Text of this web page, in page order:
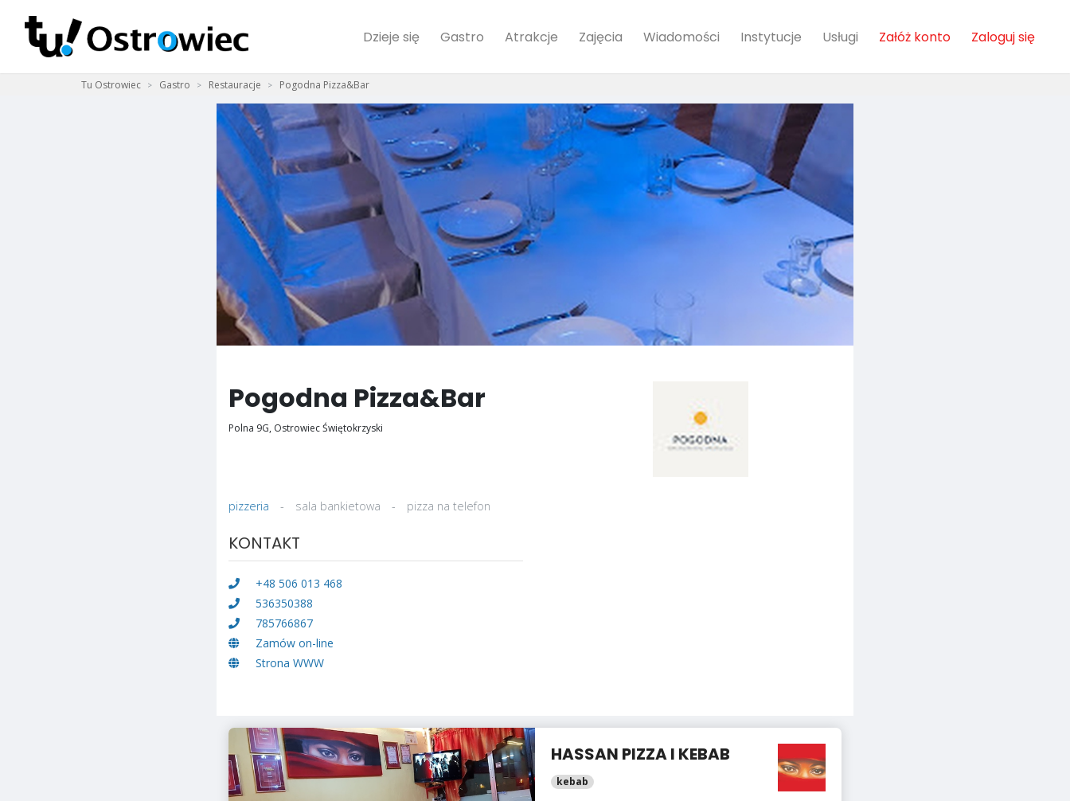
Dzieje się Gastro Atrakcje Zajęcia Wiadomości Instytucje Usługi Załóż konto Zaloguj się
Tu Ostrowiec Gastro Restauracje Pogodna Pizza&Bar
Pogodna Pizza&Bar
Polna 9G, Ostrowiec Świętokrzyski
pizzeria - sala bankietowa - pizza na telefon
KONTAKT
+48 506 013 468
536350388
785766867
Zamów on-line
Strona WWW
HASSAN PIZZA I KEBAB
kebab